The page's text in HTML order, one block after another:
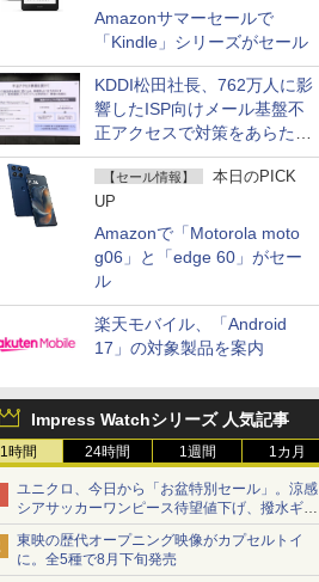
Amazonサマーセールで
「Kindle」シリーズがセール
KDDI松田社長、762万人に影
響したISP向けメール基盤不
正アクセスで対策をあらため
て説明
【セール情報】
本日のPICK
UP
Amazonで「Motorola moto
g06」と「edge 60」がセー
ル
楽天モバイル、「Android
17」の対象製品を案内
Impress Watchシリーズ 人気記事
1時間 24時間 1週間 1カ月
ユニクロ、今日から「お盆特別セール」。涼感
シアサッカーワンピース待望値下げ、撥水ギア
ショーツは1990円に
東映の歴代オープニング映像がカプセルトイ
に。全5種で8月下旬発売